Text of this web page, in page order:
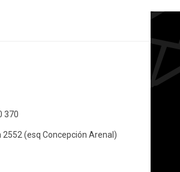
370
2552 (esq Concepción Arenal)